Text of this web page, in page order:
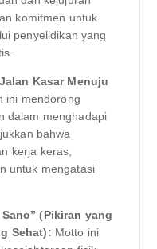
komitmen untuk
penyelidikan yang
Kasar Menuju
ini mendorong
dalam menghadapi
bahwa
kerja keras,
untuk mengatasi
(Pikiran yang
Sehat): Motto ini